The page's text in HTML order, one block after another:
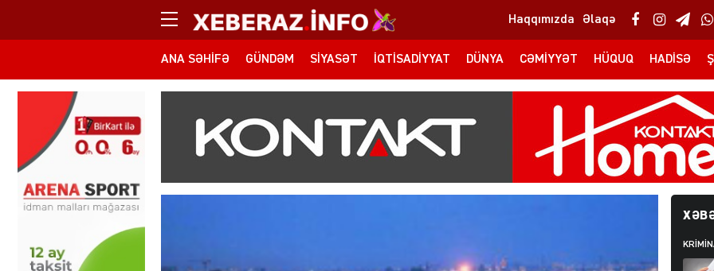
Haqqımızda Əlaqə
ANA SƏHIFƏ GÜNDƏM SIYASƏT İQTISADIYYAT DÜNYA CƏMIYYƏT HÜQUQ HADISƏ